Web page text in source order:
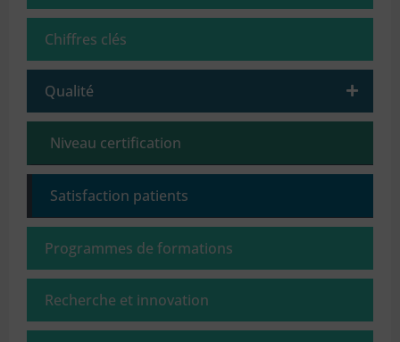
Chiffres clés
Qualité
Niveau certification
Satisfaction patients
Programmes de formations
Recherche et innovation